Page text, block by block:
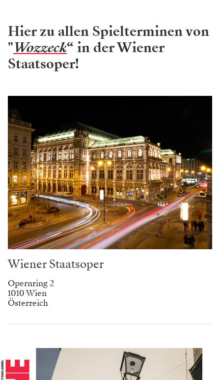
Hier zu allen Spielterminen von
"Wozzeck“ in der Wiener
Staatsoper!
Wiener Staatsoper
Opernring 2
1010 Wien
Österreich